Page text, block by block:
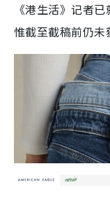
《港生活》记者
惟截至截稿前仍未